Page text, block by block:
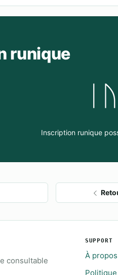
runique
Inscription runique
consultable
SUPPORT
À